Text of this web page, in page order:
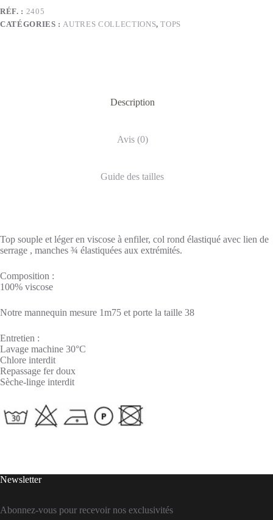
RÉF. : 2405
CATÉGORIES : AUTRES COLLECTIONS,TOPS
Description
Avis (0)
Guide des tailles
Top souple et léger en viscose à enfiler, col rond élastiqué avec lien de
serrage , manches ¾ élastiquées aux extrémités.
Composition :
100% viscose
Notre mannequin mesure 1m75 et porte la taille 38
Entretien :
Lavage machine 30°C
Chlore interdit
Repassage fer doux
Sèche-linge interdit
Newsletter
Abonnez-vous pour recevoir nos exclusivités